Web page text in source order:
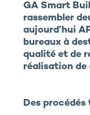
GA Smart
rassembler
aujourd’hui
bureaux à
qualité et de
réalisation de
Des